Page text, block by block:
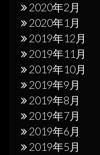
2020年2月
2020年1月
2019年12月
2019年11月
2019年10月
2019年9月
2019年8月
2019年7月
2019年6月
2019年5月